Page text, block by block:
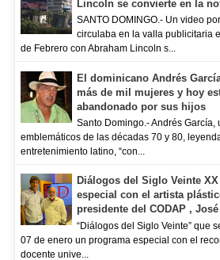
Lincoln se convierte en la
SANTO DOMINGO.- Un video
circulaba en la valla publicitaria
de Febrero con Abraham Lincoln s...
El dominicano Andrés
más de mil mujeres y hoy
abandonado por sus hijos
Santo Domingo.- Andrés García,
emblemáticos de las décadas 70 y 80,
entretenimiento latino, “con...
Diálogos del Siglo Veinte
especial con el artista
presidente del CODAP ,
“Diálogos del Siglo Veinte” que
07 de enero un programa especial con el
docente unive...